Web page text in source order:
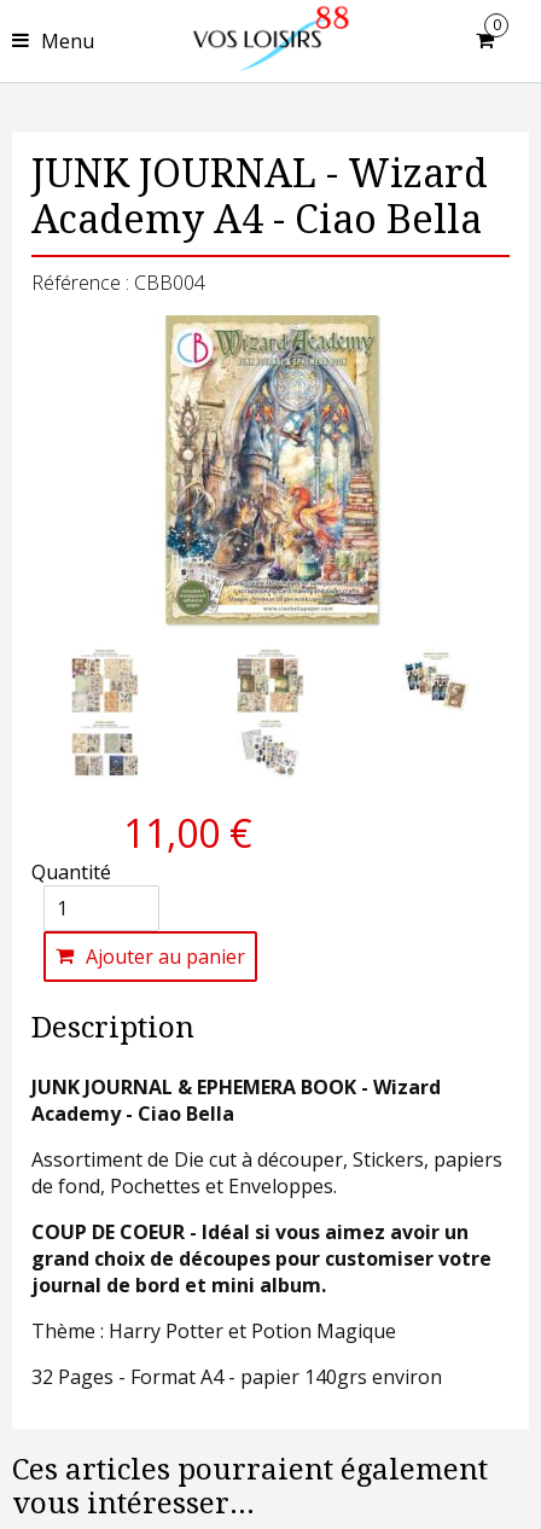
Menu
0
JUNK JOURNAL - Wizard
Academy A4 - Ciao Bella
Référence : CBB004
11,00 €
Quantité
Ajouter au panier
Description
JUNK JOURNAL & EPHEMERA BOOK - Wizard
Academy - Ciao Bella
Assortiment de Die cut à découper, Stickers, papiers
de fond, Pochettes et Enveloppes.
COUP DE COEUR - Idéal si vous aimez avoir un
grand choix de découpes pour customiser votre
journal de bord et mini album.
Thème : Harry Potter et Potion Magique
32 Pages - Format A4 - papier 140grs environ
Ces articles pourraient également
vous intéresser...